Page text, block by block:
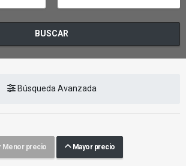
BUSCAR
Búsqueda Avanzada
Menor precio Mayor precio